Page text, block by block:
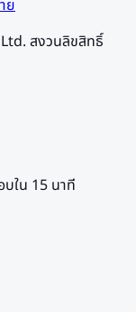
ย
สงวนลิขสิทธิ์
บใน 15 นาที